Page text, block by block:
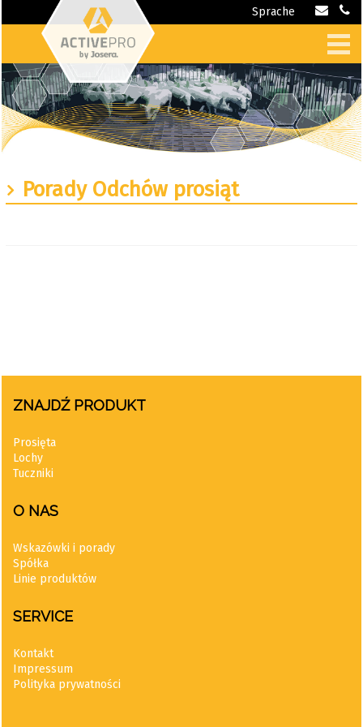
Sprache
Porady Odchów prosiąt
ZNAJDŹ PRODUKT
Prosięta
Lochy
Tuczniki
O NAS
Wskazówki i porady
Spółka
Linie produktów
SERVICE
Kontakt
Impressum
Polityka prywatności